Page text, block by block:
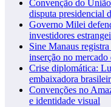
Convenção do
disputa presidencial
Governo Milei
investidores
Sine Manaus
inserção no mercado
Crise diplomática:
embaixadora
Convenções no
e identidade visual